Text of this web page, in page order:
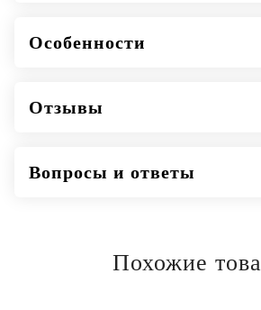
Особенности
Отзывы
Вопросы и ответы
Похожие